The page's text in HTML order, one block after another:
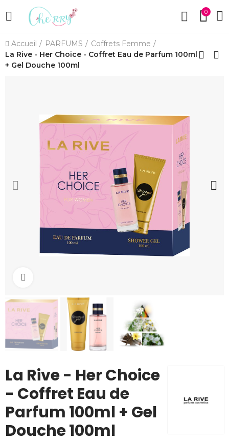
0
Accueil PARFUMS
Coffrets Femme
La Rive - Her Choice - Coffret Eau de Parfum 100ml
+ Gel Douche 100ml
La Rive - Her Choice
- Coffret Eau de
Parfum 100ml + Gel
Douche 100ml